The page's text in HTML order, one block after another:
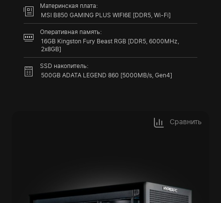
Материнская плата:
MSI B850 GAMING PLUS WIFI6E [DDR5, Wi-Fi]
Оперативная память:
16GB Kingston Fury Beast RGB [DDR5, 6000MHz,
2x8GB]
SSD накопитель:
500GB ADATA LEGEND 860 [5000MB/s, Gen4]
Сравнить